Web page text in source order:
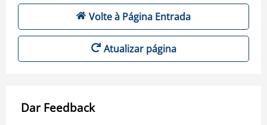
Volte à Página Entrada
Atualizar página
Dar Feedback